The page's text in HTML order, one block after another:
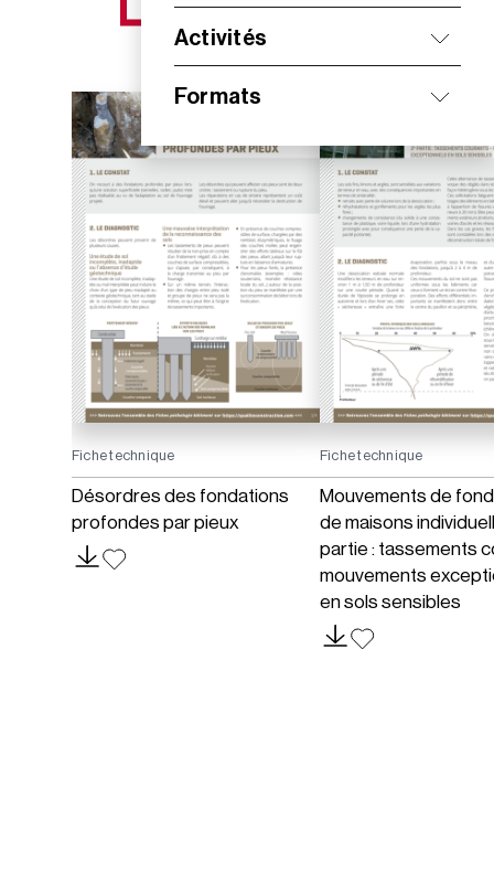
Activités
Formats
NOS NOUVEAUTÉS
Fiche technique
Désordres des fondations
profondes par pieux
Fiche technique
Mouvements de
de maisons
partie : tassements
mouvements
en sols sensibles